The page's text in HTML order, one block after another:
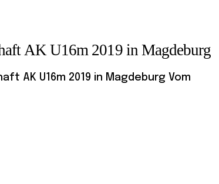
AK U16m 2019 in Magdeburg
AK U16m 2019 in Magdeburg Vom